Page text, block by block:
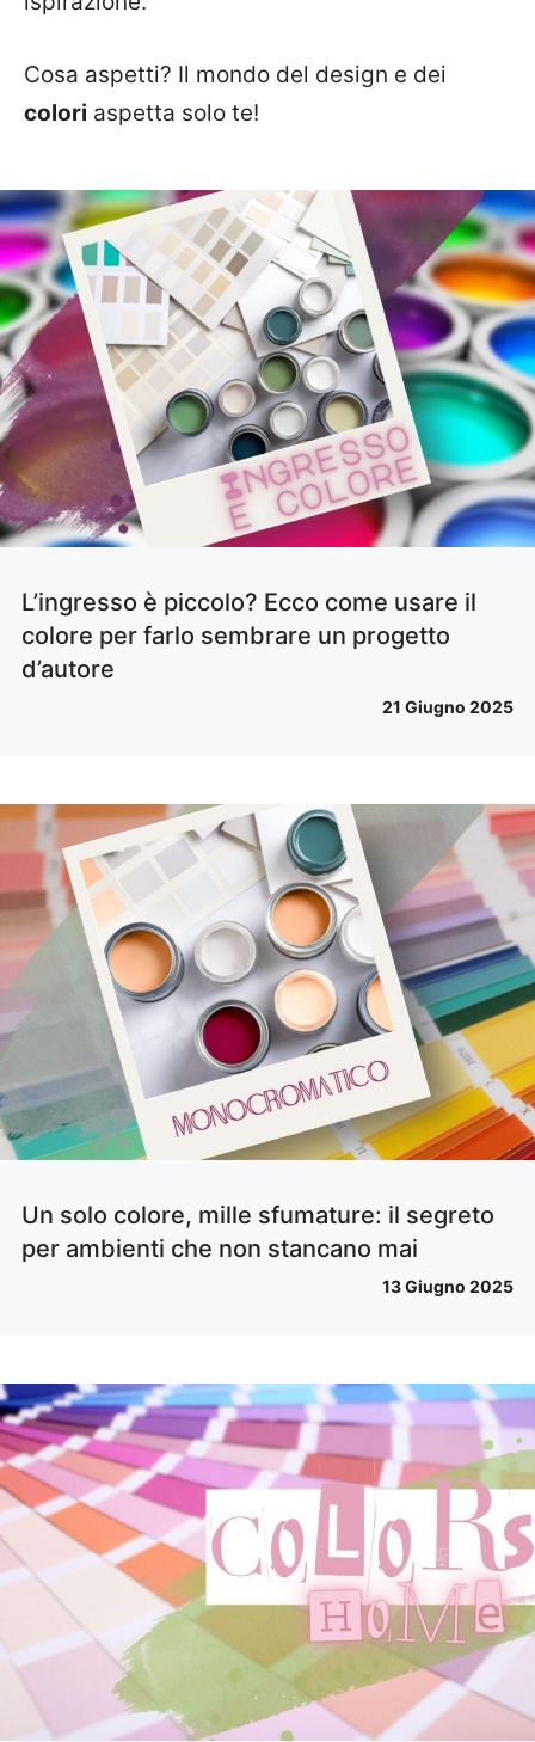
Cosa aspetti? Il mondo del design e dei
colori aspetta solo te!
L’ingresso è piccolo? Ecco come usare il
colore per farlo sembrare un progetto
d’autore
21 Giugno 2025
Un solo colore, mille sfumature: il segreto
per ambienti che non stancano mai
13 Giugno 2025